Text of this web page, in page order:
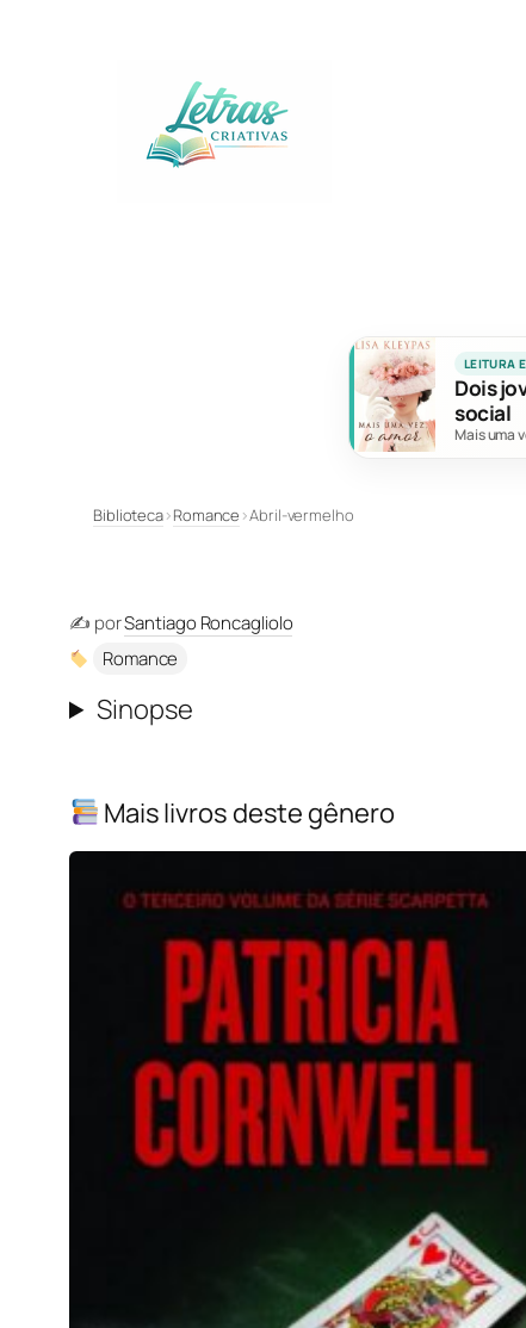
LEITURA
Dois
social
Mais uma
Biblioteca›Romance ›Abril-vermelho
✍️ porSantiago Roncagliolo
Romance
Sinopse
Mais livros deste gênero